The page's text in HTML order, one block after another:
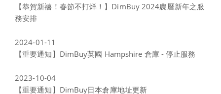
【恭賀新禧！春節不打烊！】DimBuy 2024農曆新年之服
務安排
2024-01-11
【重要通知】DimBuy英國 Hampshire 倉庫 - 停止服務
2023-10-04
【重要通知】DimBuy日本倉庫地址更新